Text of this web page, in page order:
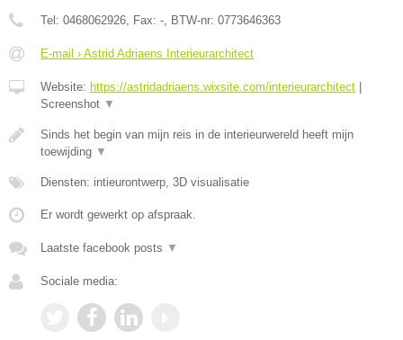
Tel: 0468062926, Fax: -, BTW-nr: 0773646363
E-mail › Astrid Adriaens Interieurarchitect
Website: https://astridadriaens.wixsite.com/interieurarchitect
Screenshot ▼
Sinds het begin van mijn reis in de interieurwereld heeft mijn
toewijding ▼
Diensten: intieurontwerp, 3D visualisatie
Er wordt gewerkt op afspraak.
Laatste facebook posts ▼
Sociale media: